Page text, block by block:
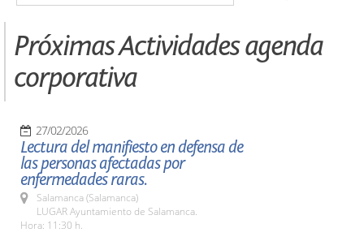
Próximas Actividades agenda
corporativa
27/02/2026
Lectura del manifiesto en defensa de
las personas afectadas por
enfermedades raras.
Salamanca (Salamanca)
LUGAR Ayuntamiento de Salamanca.
Hora: 11:30 h.